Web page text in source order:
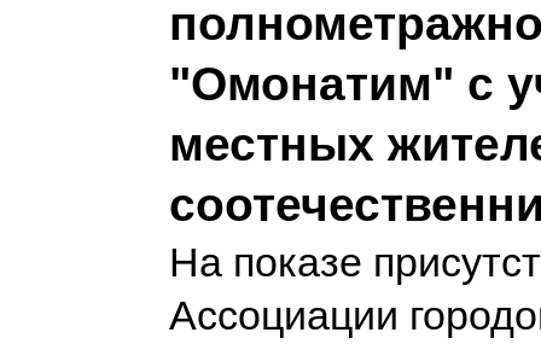
"Омонатим" с
местных
На показе
Ассоциации